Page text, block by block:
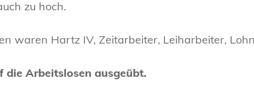
zu hoch.
waren Hartz IV, Zeitarbeiter, Leiharbeiter,
die Arbeitslosen ausgeübt.